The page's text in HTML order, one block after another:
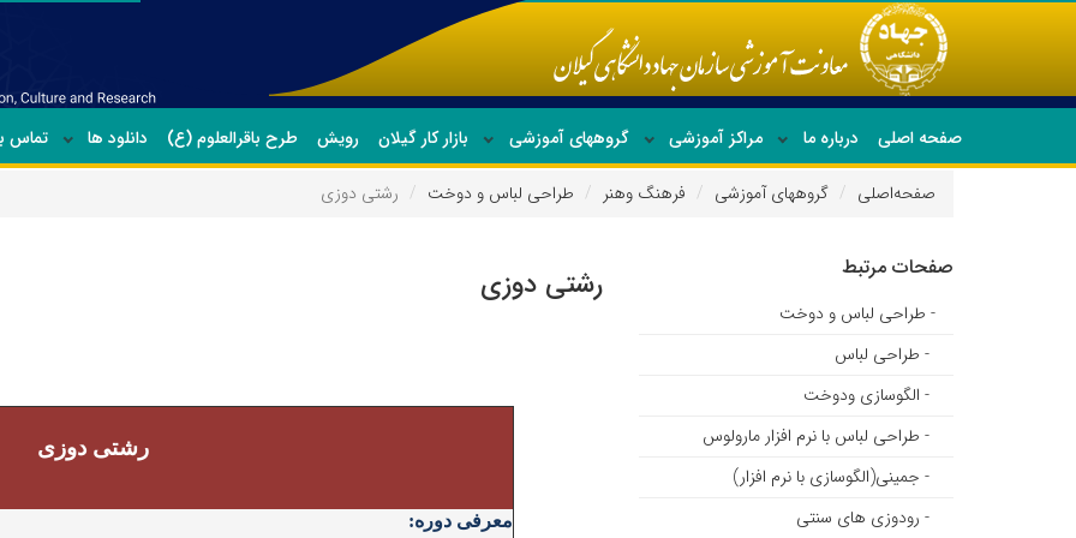
صفحه اصلی درباره ما مراکز آموزشی گروههای آموزشی بازار کار گیلان رویش طرح باقرالعلوم (ع) دانلود ها تماس
جدیدترین دوره ها
صفحه‌اصلی گروههای آموزشی فرهنگ وهنر طراحی لباس و دوخت رشتی دوزی
رشتی دوزی
رشتی دوزی
معرفی دوره:
صفحات مرتبط
- طراحی لباس و دوخت
- طراحی لباس
- الگوسازی ودوخت
- طراحی لباس با نرم افزار مارولوس
- جمینی(الگوسازی با نرم افزار)
- رودوزی های سنتی